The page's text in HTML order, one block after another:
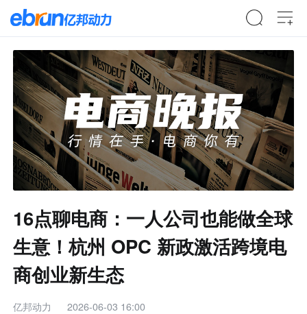
16点聊电商：一人公司也能做全球
生意！杭州 OPC 新政激活跨境电
商创业新生态
亿邦动力
2026-06-03 16:00